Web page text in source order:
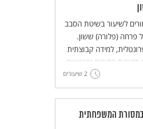
ללימוד עצמי של
פדגוגית לימודית
לשיעור בשיטת הסבב
פרחה (פלורה) ששון.
למידה קבוצתית
כתובים וסרטונים.
שיטות הוראה
ללימוד עצמי של
פדגוגית לימודית
2 שיעורים
במסורת המשפחתית